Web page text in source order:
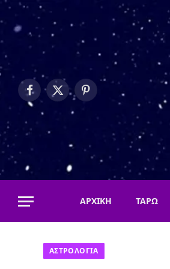
Facebook
X
Pinterest
ΑΡΧΙΚΗ ΤΑΡΩ
ΑΣΤΡΟΛΟΓΙΑ